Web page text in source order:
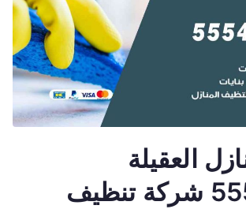
العقيلة
55549242 شركة تنظيف